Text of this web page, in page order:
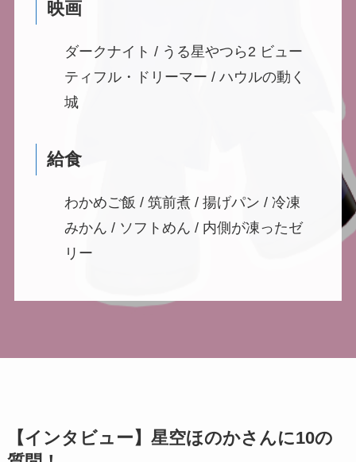
映画
ダークナイト / うる星やつら2 ビュー
ティフル・ドリーマー / ハウルの動く
城
給食
わかめご飯 / 筑前煮 / 揚げパン / 冷凍
みかん / ソフトめん / 内側が凍ったゼ
リー
【インタビュー】星空ほのかさんに10の